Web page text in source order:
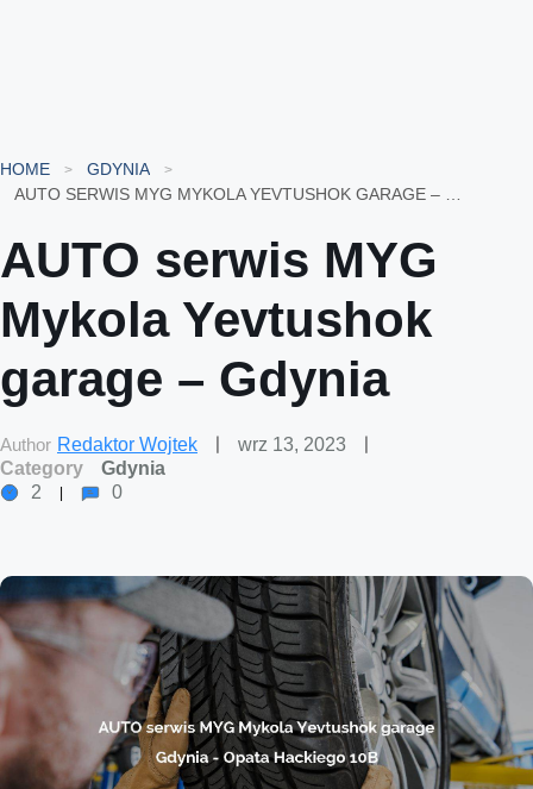
HOME
GDYNIA
AUTO SERWIS MYG MYKOLA YEVTUSHOK GARAGE – GDYNIA
AUTO serwis MYG
Mykola Yevtushok
garage – Gdynia
Author Redaktor Wojtek
wrz 13, 2023
Category
Gdynia
2
0